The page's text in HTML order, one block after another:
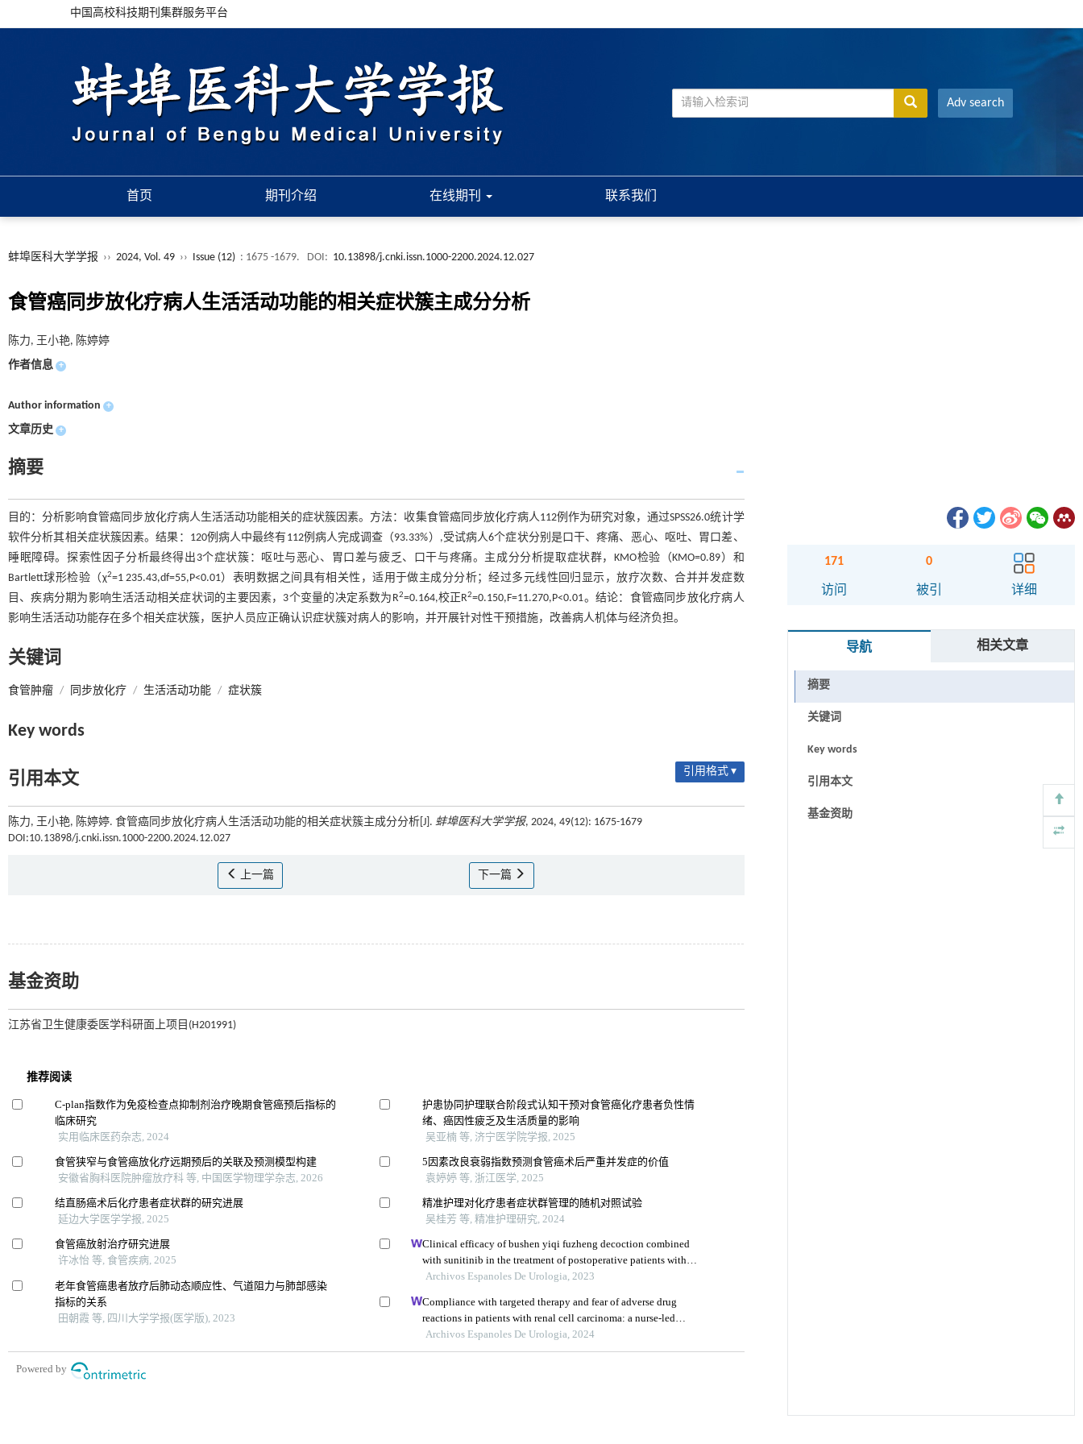
中国高校科技期刊集群服务平台
Adv search
首页 期刊介绍 在线期刊 联系我们
蚌埠医科大学学报 ›› 2024, Vol. 49 ›› Issue (12) : 1675 -1679. DOI: 10.13898/j.cnki.issn.1000-2200.2024.12.027
食管癌同步放化疗病人生活活动功能的相关症状簇主成分分析
陈力, 王小艳, 陈婷婷
作者信息 +
Author information +
文章历史 +
摘要
目的：分析影响食管癌同步放化疗病人生活活动功能相关的症状簇因素。方法：收集食管癌同步放化疗病人112例作为研究对象，通过SPSS26.0统计学
软件分析其相关症状簇因素。结果：120例病人中最终有112例病人完成调查（93.33%）,受试病人6个症状分别是口干、疼痛、恶心、呕吐、胃口差、
睡眠障碍。探索性因子分析最终得出3个症状簇：呕吐与恶心、胃口差与疲乏、口干与疼痛。主成分分析提取症状群，KMO检验（KMO=0.89）和
Bartlett球形检验（χ2=1 235.43,df=55,P<0.01）表明数据之间具有相关性，适用于做主成分分析；经过多元线性回归显示，放疗次数、合并并发症数
目、疾病分期为影响生活活动相关症状词的主要因素，3个变量的决定系数为R2=0.164,校正R2=0.150,F=11.270,P<0.01。结论：食管癌同步放化疗病人
影响生活活动功能存在多个相关症状簇，医护人员应正确认识症状簇对病人的影响，并开展针对性干预措施，改善病人机体与经济负担。
关键词
食管肿瘤 / 同步放化疗 / 生活活动功能 / 症状簇
Key words
引用本文 引用格式 ▾
陈力, 王小艳, 陈婷婷. 食管癌同步放化疗病人生活活动功能的相关症状簇主成分分析[J]. 蚌埠医科大学学报, 2024, 49(12): 1675-1679
DOI:10.13898/j.cnki.issn.1000-2200.2024.12.027
上一篇 下一篇
基金资助
江苏省卫生健康委医学科研面上项目(H201991)
171
访问
0
被引 详细
导航 相关文章
摘要
关键词
Key words
引用本文
基金资助